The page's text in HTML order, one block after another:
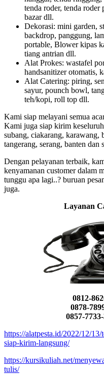
tenda roder, tenda roder
bazar dll.
Dekorasi: mini garden,
backdrop, panggung,
portable, Blower kipas
tiang antrian dll.
Alat Prokes: wastafel
handsanitizer otomatis,
Alat Catering: piring,
sayur, pounch bowl,
teh/kopi, roll top dll.
Kami siap melayani semua
Kami juga siap kirim
subang, ciakarang, karawang,
tangerang, serang, banten dan
Dengan pelayanan terbaik,
kenyamanan customer dalam
tunggu apa lagi..? buruan
juga.
Layanan
0812-
0878-
0857-
https://alatpesta.id/2022/12/
siap-kirim-langsung/
https://kursikuliah.net/
tulis/